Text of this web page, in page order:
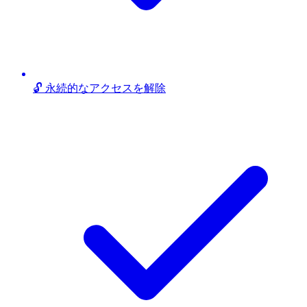
🔓 永続的なアクセスを解除